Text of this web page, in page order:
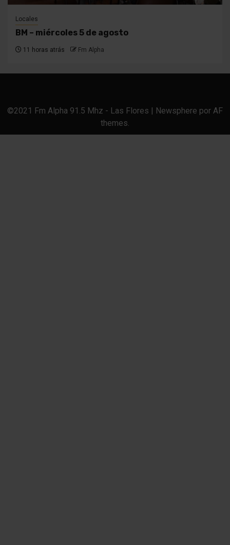
Locales
BM – miércoles 5 de agosto
11 horas atrás Fm Alpha
©2021 Fm Alpha 91.5 Mhz - Las Flores Newsphere por AF
themes.